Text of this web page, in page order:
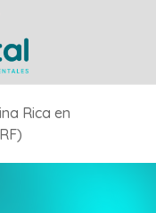
Rica en